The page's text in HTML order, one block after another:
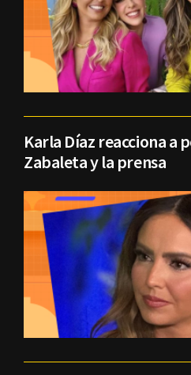
Karla Díaz reacciona a
Zabaleta y la prensa